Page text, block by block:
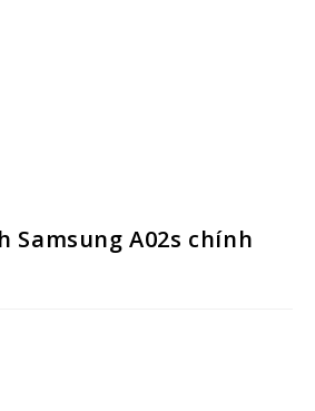
Samsung A02s chính